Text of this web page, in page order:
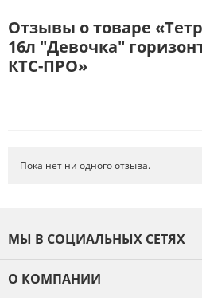
Отзывы о товаре
16л "Девочка"
КТС-ПРО»
не ошиблись в своем выборе.
оговоренный срок?
Пока нет ни одного отзыва.
МЫ В СОЦИАЛЬНЫХ СЕТЯХ
О КОМПАНИИ